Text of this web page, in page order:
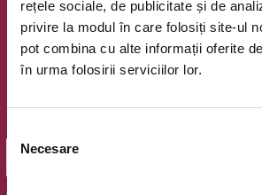
rețele sociale, de publicitate și de
privire la modul în care folosiți site-ul
pot combina cu alte informații oferite
în urma folosirii serviciilor lor.
consimțământului
Necesare
Newsletter @